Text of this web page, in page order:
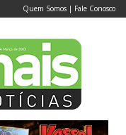
Quem Somos | Fale Conosco